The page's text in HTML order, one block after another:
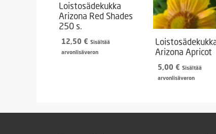
Loistosädekukka
Arizona Red Shades
250 s.
12,50 € Sisältää
arvonlisäveron
Arizona Apricot
5,00 € Sisältää
arvonlisäveron